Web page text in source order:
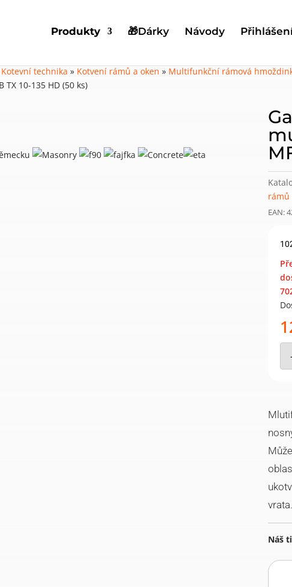
Produkty 🎁Dárky Návody
Kotevní technika » Kotvení rámů a oken » Multifunkční rámová
TX 10-135 HD (50 ks)
rámů
EAN:
Náš